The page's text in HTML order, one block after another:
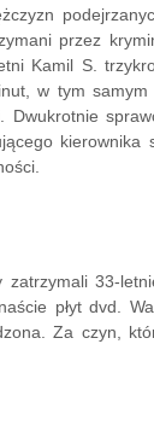
przez
Kamil S.
w tym
Dwukrotnie
zatrzymali 33-
płyt dvd.
Za czyn,